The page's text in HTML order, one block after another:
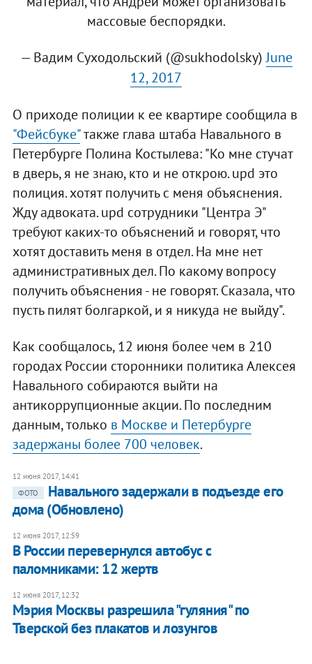
массовые беспорядки.
— Вадим Суходольский (@sukhodolsky)June
12, 2017
О приходе полиции к ее квартире сообщила в
"Фейсбуке"также глава штаба Навального в
Петербурге Полина Костылева: "Ко мне стучат
в дверь, я не знаю, кто и не открою. upd это
полиция. хотят получить с меня объяснения.
Жду адвоката. upd сотрудники "Центра Э"
требуют каких-то объяснений и говорят, что
хотят доставить меня в отдел. На мне нет
административных дел. По какому вопросу
получить объяснения - не говорят. Сказала, что
пусть пилят болгаркой, и я никуда не выйду".
Как сообщалось, 12 июня более чем в 210
городах России сторонники политика Алексея
Навального собираются выйти на
антикоррупционные акции. По последним
данным, только в Москве и Петербурге
задержаны более 700 человек.
12 июня 2017, 14:41
ФОТО
Навального задержали в подъезде его
дома (Обновлено)
12 июня 2017, 12:59
В России перевернулся автобус с
паломниками: 12 жертв
12 июня 2017, 12:32
Мэрия Москвы разрешила "гуляния" по
Тверской без плакатов и лозунгов